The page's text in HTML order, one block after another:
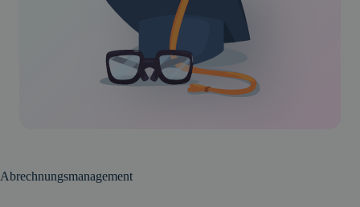
Abrechnungsmanagement